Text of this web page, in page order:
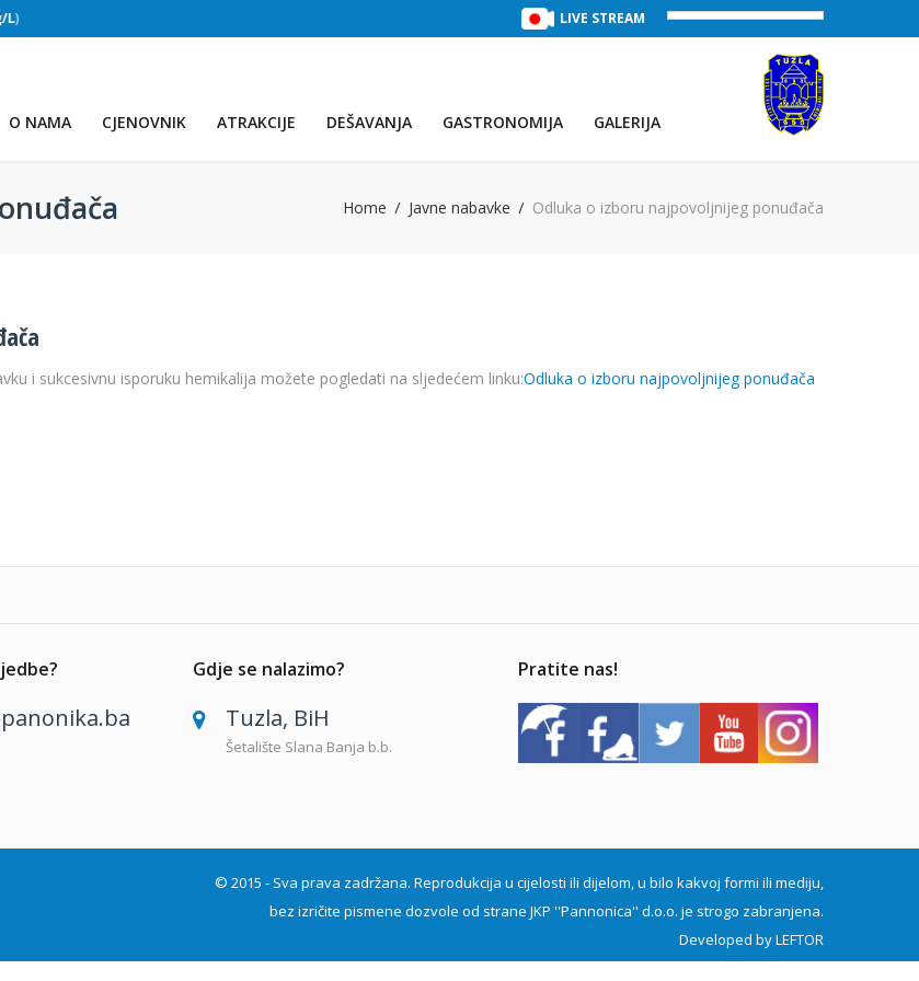
TREĆE JEZERO (Voda:28 °C, Salinitet:30 g/L)
LIVE STREAM
O NAMA CJENOVNIK ATRAKCIJE DEŠAVANJA GASTRONOMIJA GALERIJA
Home Javne nabavke Odluka o izboru najpovoljnijeg ponuđača
i sukcesivnu isporuku hemikalija možete pogledati na sljedećem linku:Odluka o izboru najpovoljnijeg ponuđača
Gdje se nalazimo?
Tuzla, BiH
Šetalište Slana Banja b.b.
Pratite nas!
© 2015 - Sva prava zadržana. Reprodukcija u cijelosti ili dijelom, u bilo kakvoj formi ili mediju,
bez izričite pismene dozvole od strane JKP ''Pannonica'' d.o.o. je strogo zabranjena.
Developed byLEFTOR